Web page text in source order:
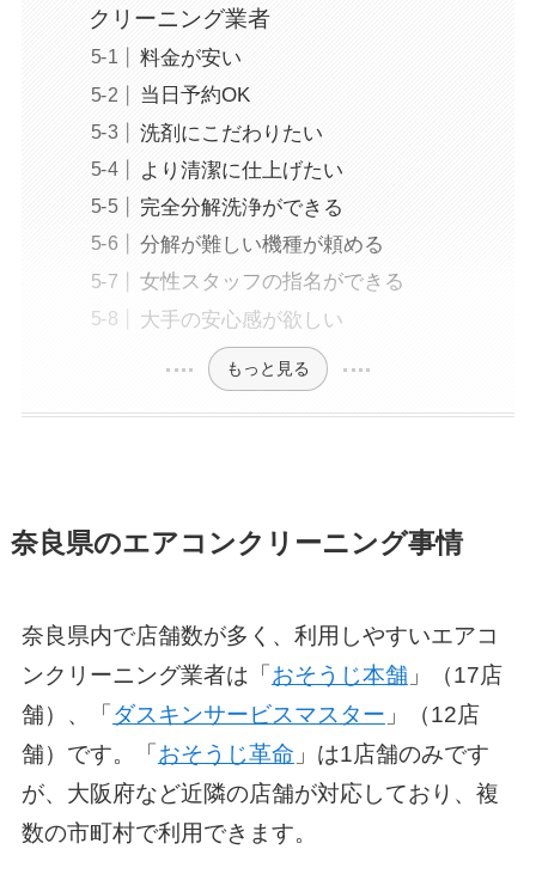
クリーニング業者
料金が安い
当日予約OK
洗剤にこだわりたい
より清潔に仕上げたい
完全分解洗浄ができる
分解が難しい機種が頼める
女性スタッフの指名ができる
大手の安心感が欲しい
もっと見る
奈良県のエアコンクリーニング事情
奈良県内で店舗数が多く、利用しやすいエアコ
ンクリーニング業者は「 おそうじ本舗 」（17店
舗）、「 ダスキンサービスマスター 」（12店
舗）です。「 おそうじ革命 」は1店舗のみです
が、大阪府など近隣の店舗が対応しており、複
数の市町村で利用できます。